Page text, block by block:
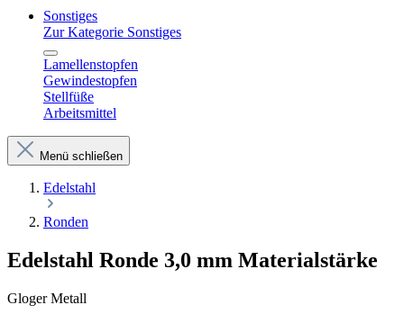
Sonstiges
Zur Kategorie Sonstiges
Lamellenstopfen
Gewindestopfen
Stellfüße
Arbeitsmittel
Menü schließen
Edelstahl
Ronden
Edelstahl Ronde 3,0 mm Materialstärke
Gloger Metall